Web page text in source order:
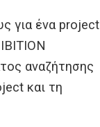
για ένα project
αναζήτησης
και τη